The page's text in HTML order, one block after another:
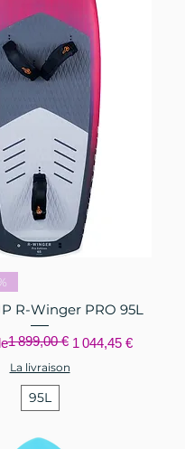
R-Winger PRO 95L
1 899,00 € 1 044,45 €
La livraison
95L